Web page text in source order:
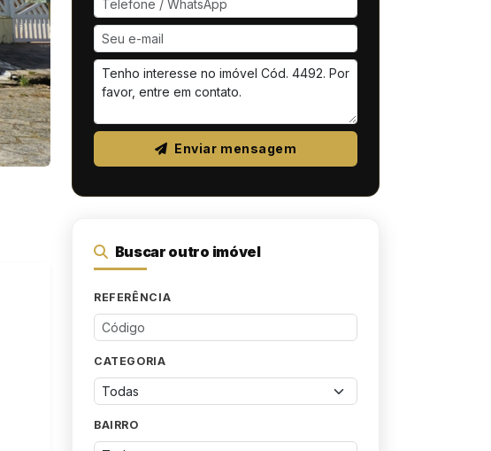
Enviar mensagem
Buscar outro imóvel
REFERÊNCIA
CATEGORIA
BAIRRO